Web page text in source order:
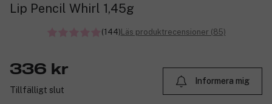
Lip Pencil Whirl 1,45g
(144)Läs produktrecensioner (85)
336 kr
Tillfälligt slut
Informera mig